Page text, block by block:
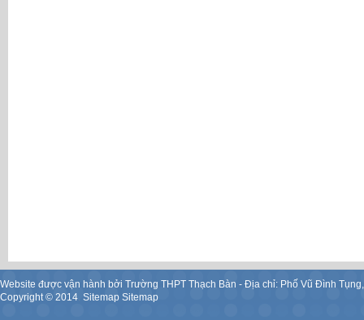
Website được vận hành bởi Trường THPT Thạch Bàn - Địa chỉ: Phố Vũ Đình
Copyright © 2014. Sitemap Sitemap